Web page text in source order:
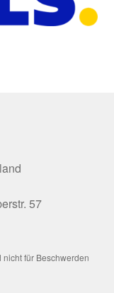
57
nicht für Beschwerden